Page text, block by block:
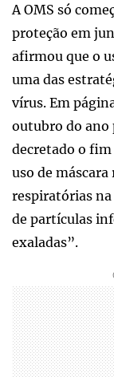
A OMS só
proteção em
afirmou que o
uma das
vírus. Em
outubro do ano
decretado o
uso de máscara
respiratórias
de partículas
exaladas”.